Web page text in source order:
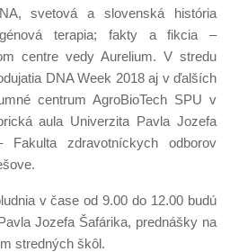
svetová a slovenská história
terapia; fakty a fikcia –
centre vedy Aurelium. V stredu
DNA Week 2018 aj v ďalších
centrum AgroBioTech SPU v
aula Univerzita Pavla Jozefa
zdravotníckych odborov
v čase od 9.00 do 12.00 budú
Jozefa Šafárika, prednášky na
stredných škôl.